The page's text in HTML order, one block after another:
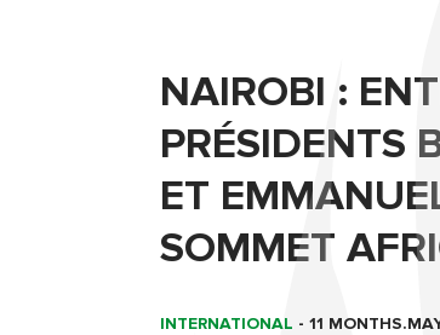
NAIROBI :
PRÉSIDENTS
ET
SOMMET
INTERNATIONAL - 11